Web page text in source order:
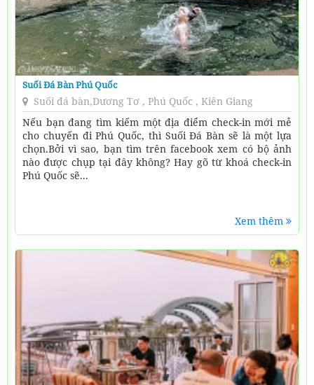
Suối Đá Bàn Phú Quốc
Suối đá bàn,Dương Tơ , Phú Quốc , Kiên Giang
Nếu bạn đang tìm kiếm một địa điểm check-in mới mẻ
cho chuyến đi Phú Quốc, thì Suối Đá Bàn sẽ là một lựa
chọn.Bởi vì sao, bạn tìm trên facebook xem có bộ ảnh
nào được chụp tại đây không? Hay gõ từ khoá check-in
Phú Quốc sẽ...
Xem thêm